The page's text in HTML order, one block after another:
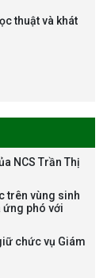
sĩ của NCS
thuật và khát
NCS Trần Thị
trên vùng sinh
ứng phó với
chức vụ Giám